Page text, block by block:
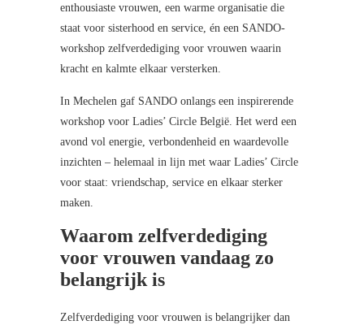
enthousiaste vrouwen, een warme organisatie die
staat voor sisterhood en service, én een SANDO-
workshop zelfverdediging voor vrouwen waarin
kracht en kalmte elkaar versterken.
In Mechelen gaf SANDO onlangs een inspirerende
workshop voor Ladies’ Circle België. Het werd een
avond vol energie, verbondenheid en waardevolle
inzichten – helemaal in lijn met waar Ladies’ Circle
voor staat: vriendschap, service en elkaar sterker
maken.
Waarom zelfverdediging
voor vrouwen vandaag zo
belangrijk is
Zelfverdediging voor vrouwen is belangrijker dan